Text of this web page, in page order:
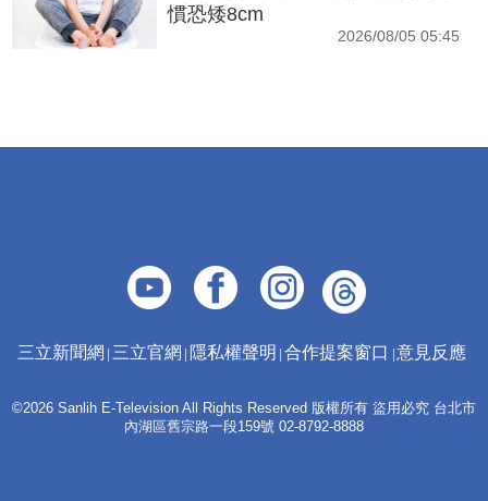
慣恐矮8cm
2026/08/05 05:45
三立新聞網 三立官網 隱私權聲明 合作提案窗口 意見反應
©2026 Sanlih E-Television All Rights Reserved 版權所有 盜用必究 台北市
內湖區舊宗路一段159號 02-8792-8888